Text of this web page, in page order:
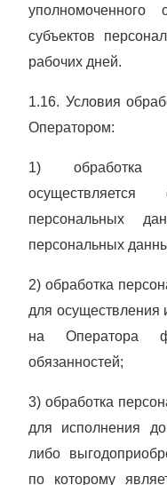
субъектов
рабочих дней.
1.16. Условия
Оператором:
1) обработка
персональных
персональных
2) обработка
для
на Оператора
обязанностей;
3) обработка
для исполнения
либо
по которому